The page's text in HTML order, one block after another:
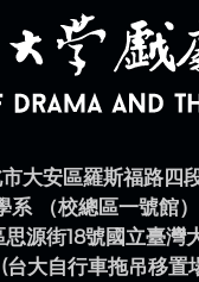
大安區羅斯福路四
系 （校總區一號館）
源街18號國立臺灣
台大自行車拖吊移置